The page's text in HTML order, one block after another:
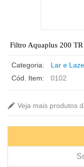
Filtro Aquaplus 200 TR
Categoria:
Lar e
Cód. Item:
0102
Veja mais produtos